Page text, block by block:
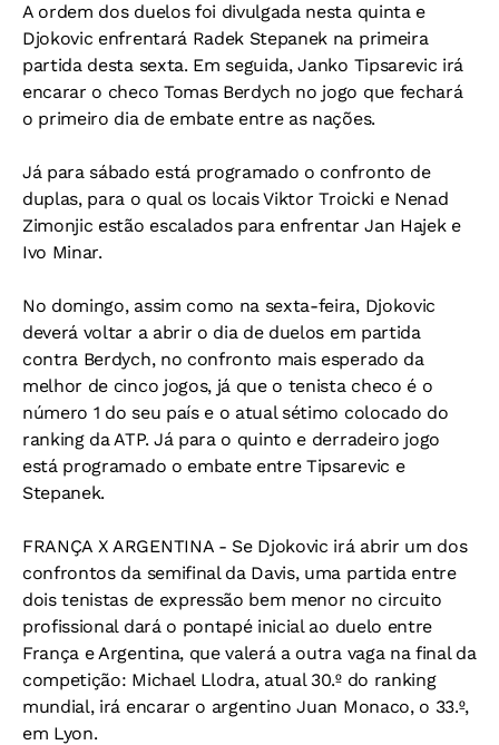
A ordem dos duelos foi divulgada nesta quinta e
Djokovic enfrentará Radek Stepanek na primeira
partida desta sexta. Em seguida, Janko Tipsarevic irá
encarar o checo Tomas Berdych no jogo que fechará
o primeiro dia de embate entre as nações.
Já para sábado está programado o confronto de
duplas, para o qual os locais Viktor Troicki e Nenad
Zimonjic estão escalados para enfrentar Jan Hajek e
Ivo Minar.
No domingo, assim como na sexta-feira, Djokovic
deverá voltar a abrir o dia de duelos em partida
contra Berdych, no confronto mais esperado da
melhor de cinco jogos, já que o tenista checo é o
número 1 do seu país e o atual sétimo colocado do
ranking da ATP. Já para o quinto e derradeiro jogo
está programado o embate entre Tipsarevic e
Stepanek.
FRANÇA X ARGENTINA - Se Djokovic irá abrir um dos
confrontos da semifinal da Davis, uma partida entre
dois tenistas de expressão bem menor no circuito
profissional dará o pontapé inicial ao duelo entre
França e Argentina, que valerá a outra vaga na final da
competição: Michael Llodra, atual 30.º do ranking
mundial, irá encarar o argentino Juan Monaco, o 33.º,
em Lyon.